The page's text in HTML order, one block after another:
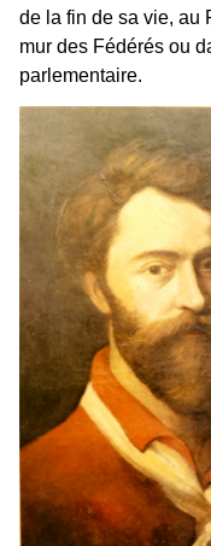
de la fin de sa vie, au
mur des Fédérés ou
parlementaire.